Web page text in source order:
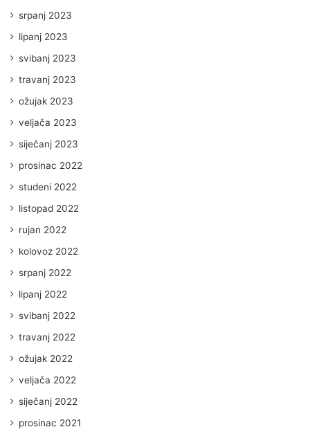
srpanj 2023
lipanj 2023
svibanj 2023
travanj 2023
ožujak 2023
veljača 2023
siječanj 2023
prosinac 2022
studeni 2022
listopad 2022
rujan 2022
kolovoz 2022
srpanj 2022
lipanj 2022
svibanj 2022
travanj 2022
ožujak 2022
veljača 2022
siječanj 2022
prosinac 2021